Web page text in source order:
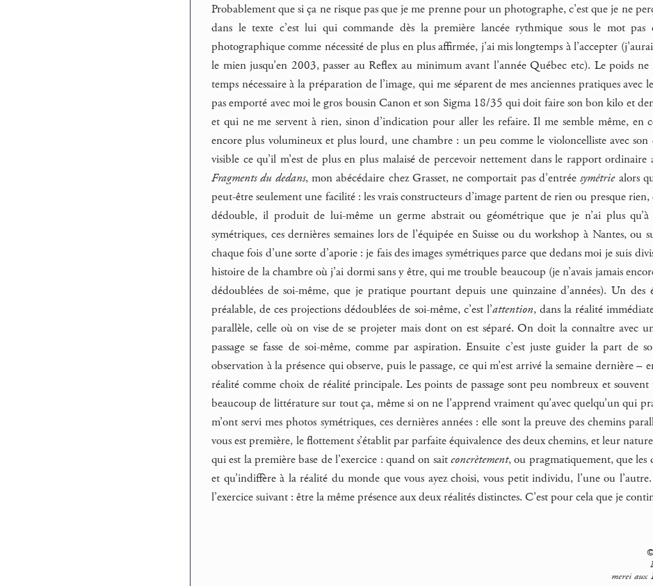
Probablement que si ça ne risque pas que je me prenne pour un photographe, c’est que je ne
dans le texte c’est lui qui commande dès la première lancée rythmique sous le mot pas
photographique comme nécessité de plus en plus affirmée, j’ai mis longtemps à l’accepter
le mien jusqu’en 2003, passer au Reflex au minimum avant l’année Québec etc). Le poids
temps nécessaire à la préparation de l’image, qui me séparent de mes anciennes pratiques
pas emporté avec moi le gros bousin Canon et son Sigma 18/35 qui doit faire son bon kilo et
et qui ne me servent à rien, sinon d’indication pour aller les refaire. Il me semble même, en
encore plus volumineux et plus lourd, une chambre : un peu comme le violoncelliste avec
visible ce qu’il m’est de plus en plus malaisé de percevoir nettement dans le rapport
Fragments du dedans, mon abécédaire chez Grasset, ne comportait pas d’entréesymétriealors
peut-être seulement une facilité : les vrais constructeurs d’image partent de rien ou presque rien,
dédouble, il produit de lui-même un germe abstrait ou géométrique que je n’ai plus
symétriques, ces dernières semaines lors de l’équipée en Suisse ou du workshop à Nantes,
chaque fois d’une sorte d’aporie : je fais des images symétriques parce que dedans moi je suis
histoire de la chambre où j’ai dormi sans y être, qui me trouble beaucoup (je n’avais jamais
dédoublées de soi-même, que je pratique pourtant depuis une quinzaine d’années). Un
préalable, de ces projections dédoublées de soi-même, c’est l’attention, dans la réalité
parallèle, celle où on vise de se projeter mais dont on est séparé. On doit la connaître avec
passage se fasse de soi-même, comme par aspiration. Ensuite c’est juste guider la part de
observation à la présence qui observe, puis le passage, ce qui m’est arrivé la semaine dernière
réalité comme choix de réalité principale. Les points de passage sont peu nombreux et
beaucoup de littérature sur tout ça, même si on ne l’apprend vraiment qu’avec quelqu’un qui
m’ont servi mes photos symétriques, ces dernières années : elle sont la preuve des chemins
vous est première, le flottement s’établit par parfaite équivalence des deux chemins, et leur
qui est la première base de l’exercice : quand on saitconcrètement, ou pragmatiquement, que les
et qu’indiffère à la réalité du monde que vous ayez choisi, vous petit individu, l’une ou
l’exercice suivant : être la même présence aux deux réalités distinctes. C’est pour cela que je
merci aux